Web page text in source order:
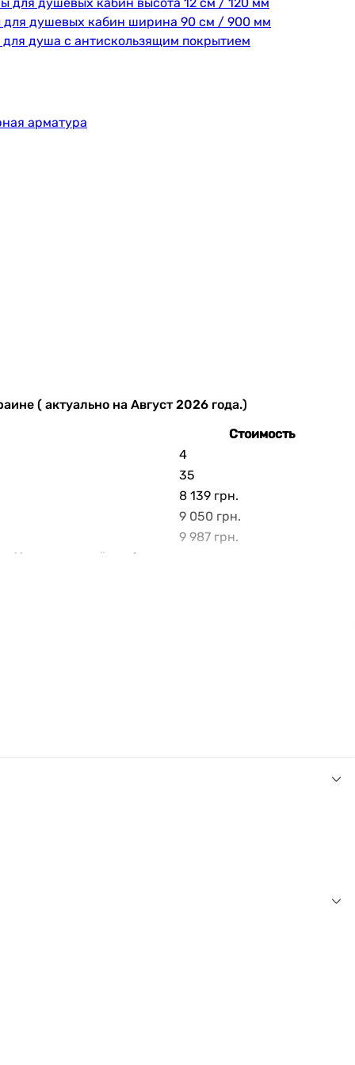
душевых кабин ширина 90 см / 900 мм
душа с антискользящим покрытием
арматура
( актуально на Август 2026 года.)
Стоимость
4
35
8 139 грн.
9 050 грн.
9 987 грн.
продаётся 4 товарных единиц актуальных